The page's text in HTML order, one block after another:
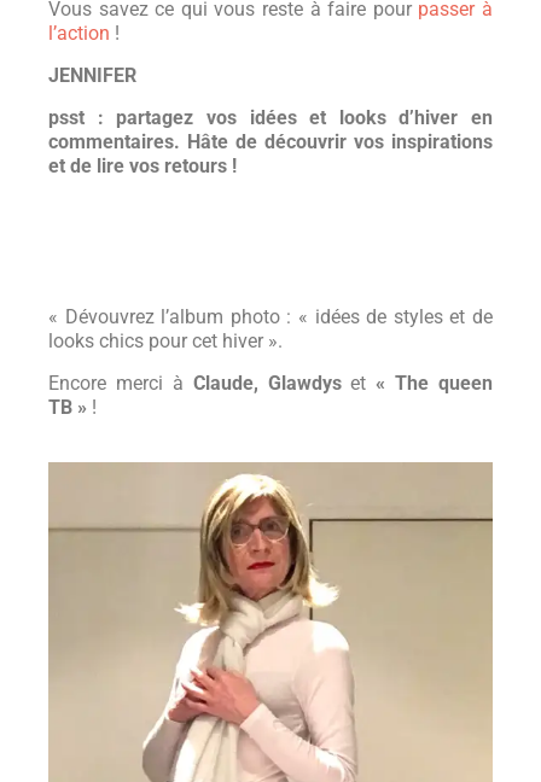
Vous savez ce qui vous reste à faire pour passer à
l’action !
JENNIFER
psst : partagez vos idées et looks d’hiver en
commentaires. Hâte de découvrir vos inspirations
et de lire vos retours !
« Dévouvrez l’album photo : « idées de styles et de
looks chics pour cet hiver ».
Encore merci à Claude, Glawdyset « The queen
TB » !